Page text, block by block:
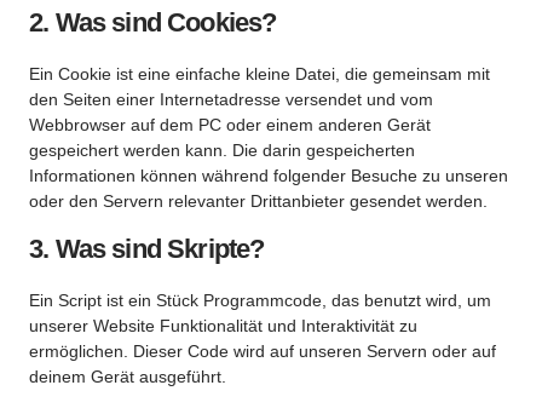
2. Was sind Cookies?
Ein Cookie ist eine einfache kleine Datei, die gemeinsam mit
den Seiten einer Internetadresse versendet und vom
Webbrowser auf dem PC oder einem anderen Gerät
gespeichert werden kann. Die darin gespeicherten
Informationen können während folgender Besuche zu unseren
oder den Servern relevanter Drittanbieter gesendet werden.
3. Was sind Skripte?
Ein Script ist ein Stück Programmcode, das benutzt wird, um
unserer Website Funktionalität und Interaktivität zu
ermöglichen. Dieser Code wird auf unseren Servern oder auf
deinem Gerät ausgeführt.